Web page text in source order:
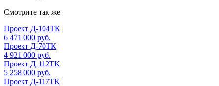
Смотрите так же
Проект Д-104ТК
6 471 000 руб.
Проект Д-70ТК
4 921 000 руб.
Проект Д-112ТК
5 258 000 руб.
Проект Д-117ТК